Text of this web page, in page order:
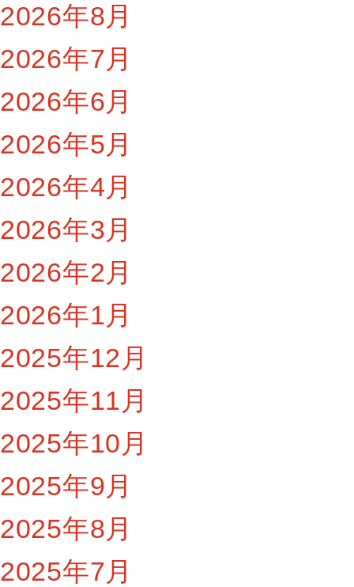
2026年8月
2026年7月
2026年6月
2026年5月
2026年4月
2026年3月
2026年2月
2026年1月
2025年12月
2025年11月
2025年10月
2025年9月
2025年8月
2025年7月